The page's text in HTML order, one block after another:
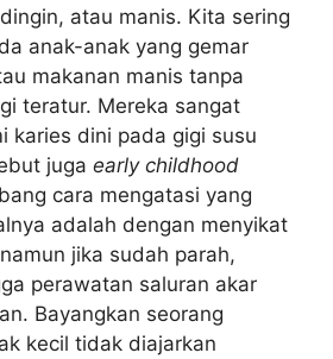
atau manis. Kita sering
anak-anak yang gemar
makanan manis tanpa
teratur. Mereka sangat
karies dini pada gigi susu
juga early childhood
cara mengatasi yang
adalah dengan menyikat
jika sudah parah,
perawatan saluran akar
Bayangkan seorang
kecil tidak diajarkan